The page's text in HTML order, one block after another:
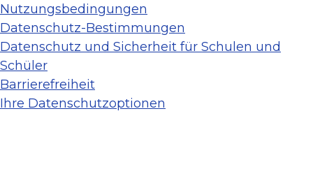
Nutzungsbedingungen
Datenschutz-Bestimmungen
Datenschutz und Sicherheit für Schulen und
Schüler
Barrierefreiheit
Ihre Datenschutzoptionen